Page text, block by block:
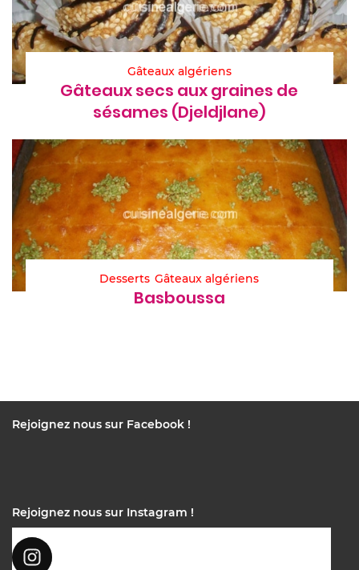
Gâteaux algériens
Gâteaux secs aux graines de
sésames (Djeldjlane)
Desserts Gâteaux algériens
Basboussa
Rejoignez nous sur Facebook !
Rejoignez nous sur Instagram !